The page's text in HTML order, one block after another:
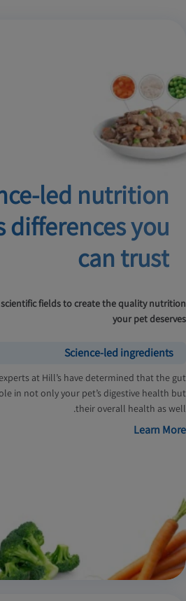
led nutrition
differences you
can trust
scientific fields to create the quality nutrition
your pet deserves
Science-led ingredients
at Hill’s have determined that the gut
in not only your pet’s digestive health but
their overall health as well.
Learn More